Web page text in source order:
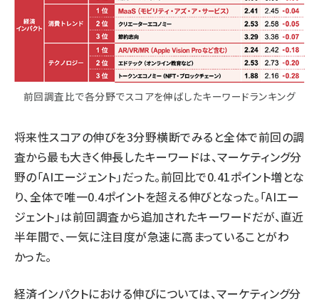
前回調査比で各分野でスコアを伸ばしたキーワードランキング
将来性スコアの伸びを3分野横断でみると全体で前回の調
査から最も大きく伸長したキーワードは、マーケティング分
野の「AIエージェント」だった。前回比で0.41ポイント増とな
り、全体で唯一0.4ポイントを超える伸びとなった。「AIエー
ジェント」は前回調査から追加されたキーワードだが、直近
半年間で、一気に注目度が急速に高まっていることがわ
かった。
経済インパクトにおける伸びについては、マーケティング分